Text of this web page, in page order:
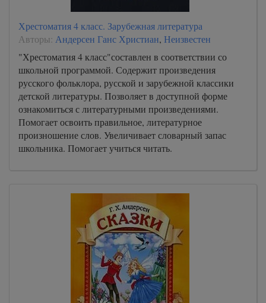
Хрестоматия 4 класс. Зарубежная литература
Авторы: Андерсен Ганс Христиан, Неизвестен
"Хрестоматия 4 класс"составлен в соответствии со
школьной программой. Содержит произведения
русского фольклора, русской и зарубежной классики
детской литературы. Позволяет в доступной форме
ознакомиться с литературными произведениями.
Помогает освоить правильное, литературное
произношение слов. Увеличивает словарный запас
школьника. Помогает учиться читать.